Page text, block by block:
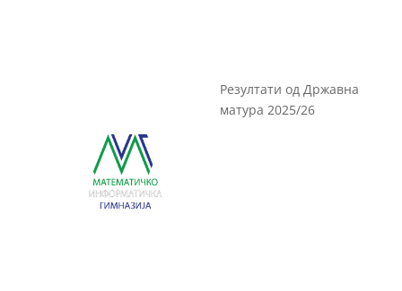
Резултати од Државна
матура 2025/26